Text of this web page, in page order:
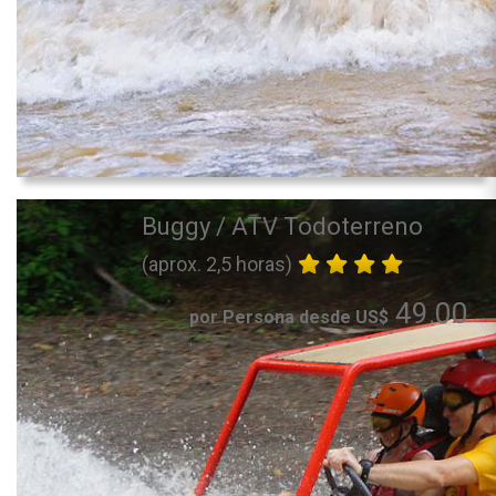
Buggy / ATV Todoterreno
(aprox. 2,5 horas)
por Persona desde US$ 49.00